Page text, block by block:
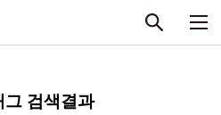
그 검색결과